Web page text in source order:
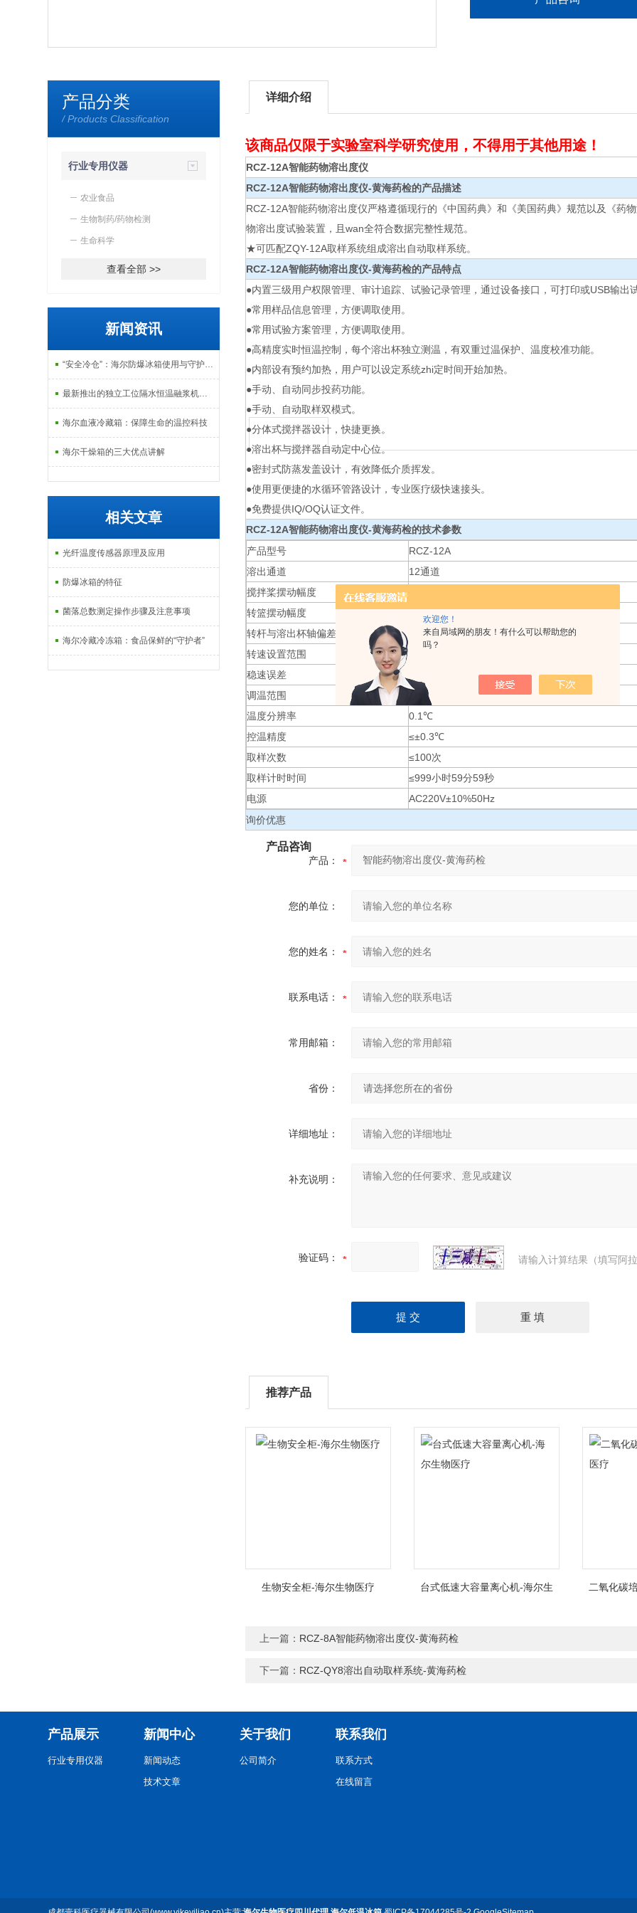
欢迎您！
来自局域网的朋友！有什么可以帮助您的
吗？
产品分类
/ Products Classification
行业专用仪器
农业食品
生物制药/药物检测
生命科学
查看全部 >>
新闻资讯
“安全冷仓”：海尔防爆冰箱使用与守护指南
最新推出的独立工位隔水恒温融浆机产品系列
海尔血液冷藏箱：保障生命的温控科技
海尔干燥箱的三大优点讲解
相关文章
光纤温度传感器原理及应用
防爆冰箱的特征
菌落总数测定操作步骤及注意事项
海尔冷藏冷冻箱：食品保鲜的“守护者”
详细介绍
该商品仅限于实验室科学研究使用，不得用于其他用途！
RCZ-12A智能药物溶出度仪
RCZ-12A智能药物溶出度仪-黄海药检的产品描述
RCZ-12A智能药物溶出度仪严格遵循现行的《中国药典》和《美国药典》规范以及《药
物溶出度试验装置，且wan全符合数据完整性规范。
★可匹配ZQY-12A取样系统组成溶出自动取样系统。
RCZ-12A智能药物溶出度仪-黄海药检的产品特点
●内置三级用户权限管理、审计追踪、试验记录管理，通过设备接口，可打印或USB输出
●常用样品信息管理，方便调取使用。
●常用试验方案管理，方便调取使用。
●高精度实时恒温控制，每个溶出杯独立测温，有双重过温保护、温度校准功能。
●内部设有预约加热，用户可以设定系统zhi定时间开始加热。
●手动、自动同步投药功能。
●手动、自动取样双模式。
●分体式搅拌器设计，快捷更换。
●溶出杯与搅拌器自动定中心位。
●密封式防蒸发盖设计，有效降低介质挥发。
●使用更便捷的水循环管路设计，专业医疗级快速接头。
●免费提供IQ/OQ认证文件。
RCZ-12A智能药物溶出度仪-黄海药检的技术参数
产品型号
RCZ-12A
溶出通道
12通道
搅拌桨摆动幅度
转篮摆动幅度
≤1.0mm
转杆与溶出杯轴偏差
≤1.0mm
转速设置范围
稳速误差
调温范围
室温~45.0℃
温度分辨率
0.1℃
控温精度
≤±0.3℃
取样次数
≤100次
取样计时时间
≤999小时59分59秒
电源
AC220V±10%50Hz
询价优惠
产品咨询
产品：
您的单位：
您的姓名：
联系电话：
常用邮箱：
省份：
详细地址：
补充说明：
验证码： 请输入计算结果（填写阿
推荐产品
生物安全柜-海尔生物医疗
台式低速大容量离心机-海尔生
二氧化碳
上一篇： RCZ-8A智能药物溶出度仪-黄海药检
下一篇： RCZ-QY8溶出自动取样系统-黄海药检
产品展示
行业专用仪器
新闻中心
新闻动态
技术文章
关于我们
公司简介
联系我们
联系方式
在线留言